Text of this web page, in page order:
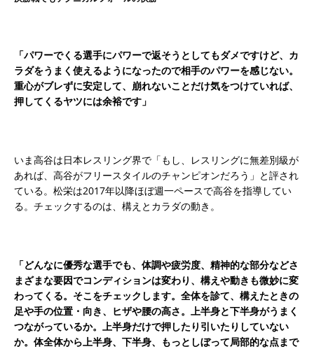
「パワーでくる選手にパワーで返そうとしてもダメですけど、カ
ラダをうまく使えるようになったので相手のパワーを感じない。
重心がブレずに安定して、崩れないことだけ気をつけていれば、
押してくるヤツには余裕です」
いま高谷は日本レスリング界で「もし、レスリングに無差別級が
あれば、高谷がフリースタイルのチャンピオンだろう」と評され
ている。松栄は2017年以降ほぼ週一ペースで高谷を指導してい
る。チェックするのは、構えとカラダの動き。
「どんなに優秀な選手でも、体調や疲労度、精神的な部分などさ
まざまな要因でコンディションは変わり、構えや動きも微妙に変
わってくる。そこをチェックします。全体を診て、構えたときの
足や手の位置・向き、ヒザや腰の高さ。上半身と下半身がうまく
つながっているか。上半身だけで押したり引いたりしていない
か。体全体から上半身、下半身、もっとしぼって局部的な点まで